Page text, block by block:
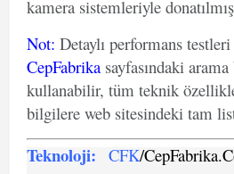
kamera sistemleriyle
Not: Detaylı performans
CepFabrika sayfasındaki
kullanabilir, tüm teknik
bilgilere web sitesindeki tam
Teknoloji: CFK/